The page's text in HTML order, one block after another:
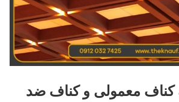
معمولی و کناف ضد